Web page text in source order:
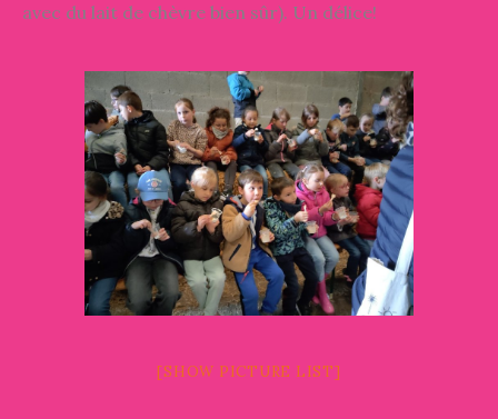
avec du lait de chèvre bien sûr). Un délice!
[SHOW PICTURE LIST]